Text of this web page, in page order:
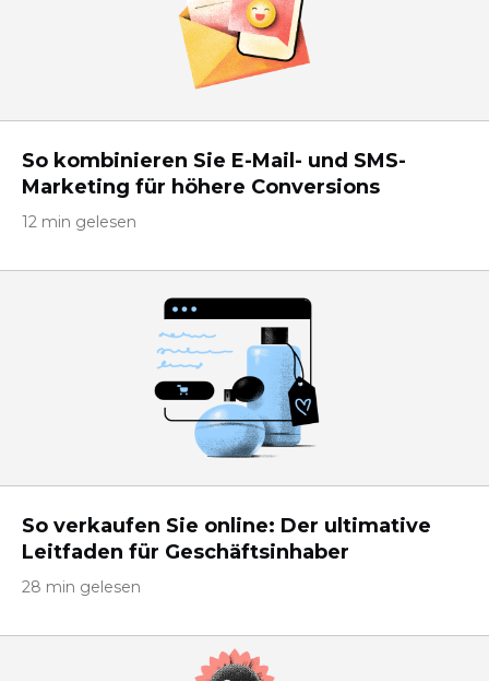
So kombinieren Sie E-Mail- und SMS-
Marketing für höhere Conversions
12 min gelesen
So verkaufen Sie online: Der ultimative
Leitfaden für Geschäftsinhaber
28 min gelesen